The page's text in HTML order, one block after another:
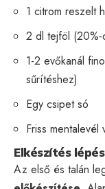
1 citrom reszelt
2 dl tejföl (20%-
1-2 evőkanál
sűrítéshez)
Egy csipet só
Friss
Elkészítés
Az első és talán